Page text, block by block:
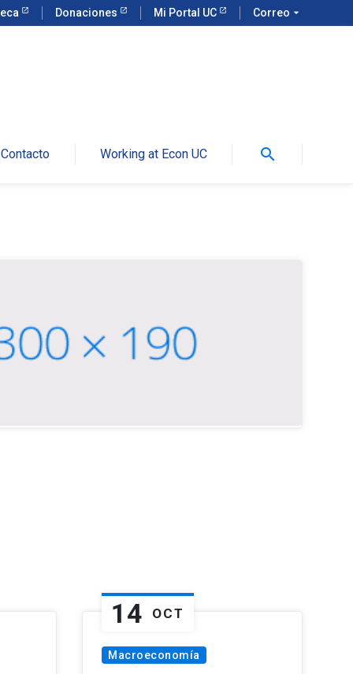
Donaciones Mi Portal UC Correo arrow_drop_down
Contacto Working at Econ UC search
14 OCT
Macroeconomía